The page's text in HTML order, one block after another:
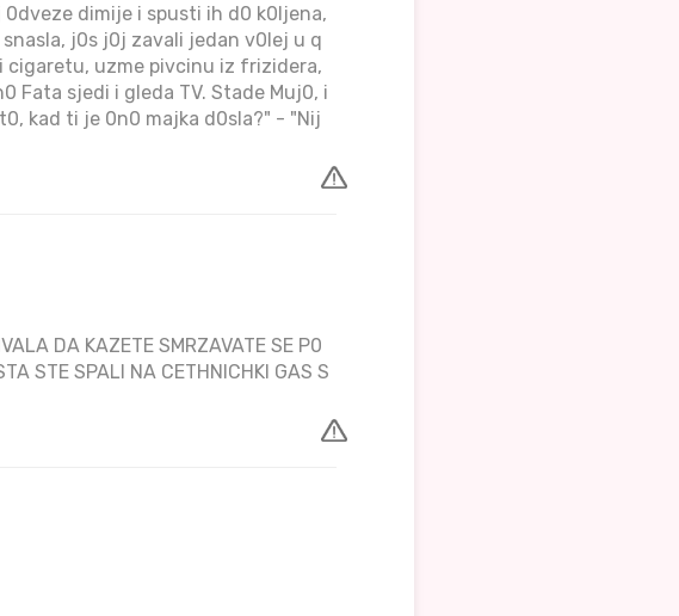
dimije i spusti ih d0 k0ljena,
j0s j0j zavali jedan v0lej u q
cigaretu, uzme pivcinu iz frizidera,
Fata sjedi i gleda TV. Stade Muj0, i
kad ti je 0n0 majka d0sla?" - "Nij
DA KAZETE SMRZAVATE SE P0
STE SPALI NA CETHNICHKI GAS S